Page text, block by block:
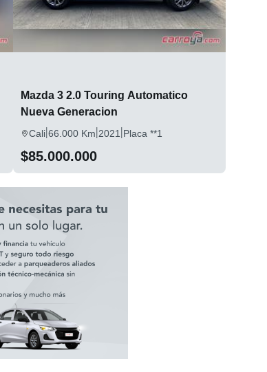
Mazda 3 2.0 Touring Automatico
Nueva Generacion
Cali|66.000 Km|2021 |Placa **1
$85.000.000